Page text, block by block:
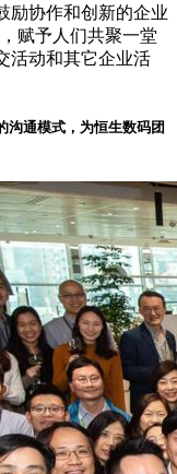
励协作和创新的企业
赋予人们共聚一堂
活动和其它企业活
沟通模式，为恒生数码团